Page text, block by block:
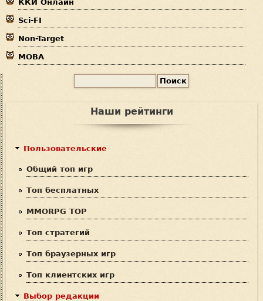
ь ККИ Онлайн
Sci-FI
Non-Target
MOBA
Наши рейтинги
Пользовательские
Общий топ игр
Топ бесплатных
MMORPG TOP
Топ стратегий
Топ браузерных игр
Топ клиентских игр
Выбор редакции